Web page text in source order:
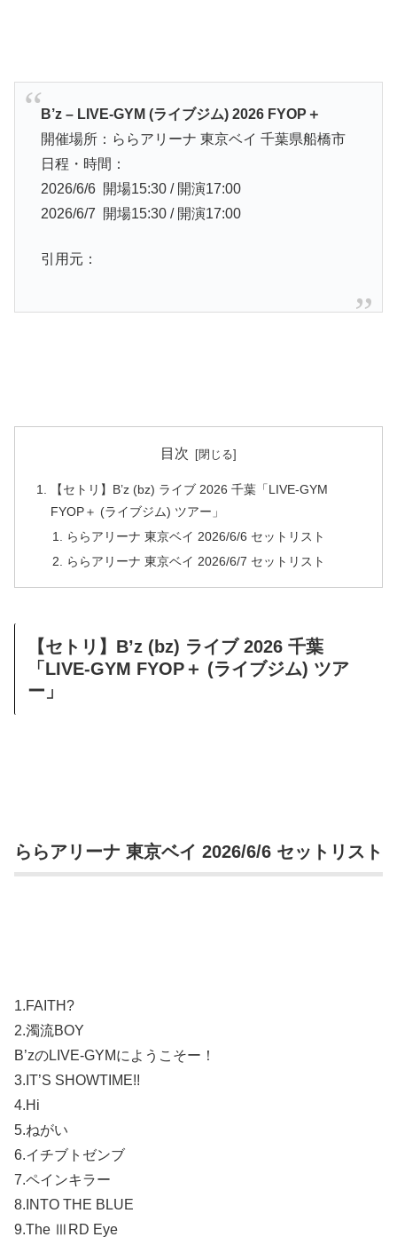
B’z – LIVE-GYM (ライブジム) 2026 FYOP＋
開催場所：ららアリーナ 東京ベイ 千葉県船橋市
日程・時間：
2026/6/6 開場15:30 / 開演17:00
2026/6/7 開場15:30 / 開演17:00
引用元：
目次
【セトリ】B’z (bz) ライブ 2026 千葉「LIVE-GYM
FYOP＋ (ライブジム) ツアー」
ららアリーナ 東京ベイ 2026/6/6 セットリスト
ららアリーナ 東京ベイ 2026/6/7 セットリスト
【セトリ】B’z (bz) ライブ 2026 千葉
「LIVE-GYM FYOP＋ (ライブジム) ツア
ー」
ららアリーナ 東京ベイ 2026/6/6 セットリスト
1.FAITH?
2.濁流BOY
B’zのLIVE-GYMにようこそー！
3.IT’S SHOWTIME!!
4.Hi
5.ねがい
6.イチブトゼンブ
7.ペインキラー
8.INTO THE BLUE
9.The ⅢRD Eye